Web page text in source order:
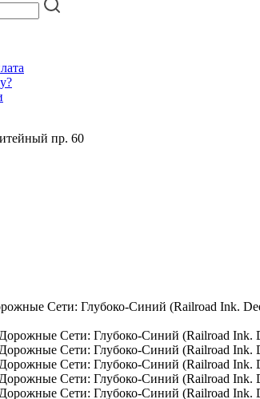
пр. 60
Сети: Глубоко-Синий (Railroad Ink.